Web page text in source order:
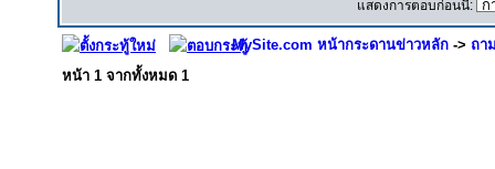
แสดงการตอบก่อนนี้:
MySite.com หน้ากระดานข่าวหลัก -> ถา
หน้า 1 จากทั้งหมด 1